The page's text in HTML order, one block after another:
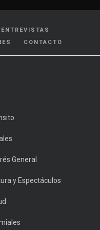
ENTREVISTAS
CONTACTO
General
y Espectáculos